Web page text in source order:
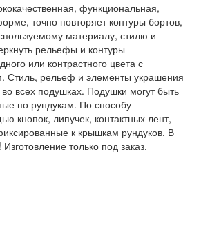
функциональная,
точно повторяет контуры бортов,
материалу, стилю и
рельефы и контуры
или контрастного цвета с
Стиль, рельеф и элементы украшения
во всех подушках. Подушки могут быть
по рундукам. По способу
кнопок, липучек, контактных лент,
к крышкам рундуков. В
только под заказ.